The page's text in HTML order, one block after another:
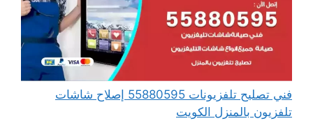
فني تصليح تلفزيونات 55880595 إصلاح شاشات
تلفزيون بالمنزل الكويت